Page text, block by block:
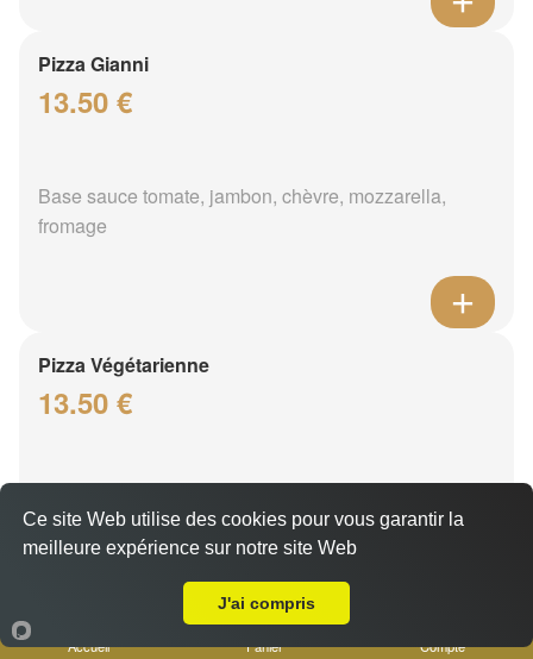
Pizza Gianni
13.50 €
Base sauce tomate, jambon, chèvre, mozzarella,
fromage
Pizza Végétarienne
13.50 €
fraîche, fromage
Accueil Panier Compte
Ce site Web utilise des cookies pour vous garantir la
meilleure expérience sur notre site Web
J'ai compris